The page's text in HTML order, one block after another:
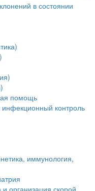
в состоянии
помощь
контроль
иммунология,
организация скорой